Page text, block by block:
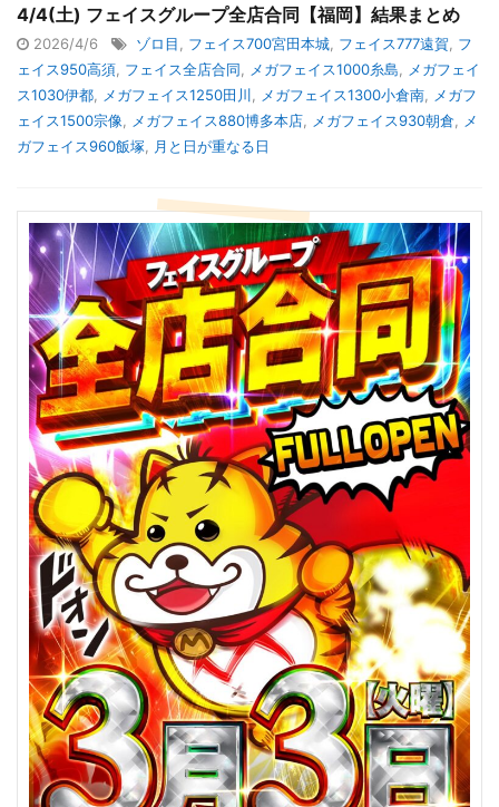
4/4(土) フェイスグループ全店合同【福岡】結果まとめ
2026/4/6 ゾロ目 フェイス700宮田本城 フェイス777遠賀
フ
ェイス950高須 フェイス全店合同 メガフェイス1000糸島
メガフェイ
ス1030伊都
メガフェイス1250田川 メガフェイス1300小倉南
メガフ
ェイス1500宗像
メガフェイス880博多本店 メガフェイス930朝倉
メ
ガフェイス960飯塚
月と日が重なる日